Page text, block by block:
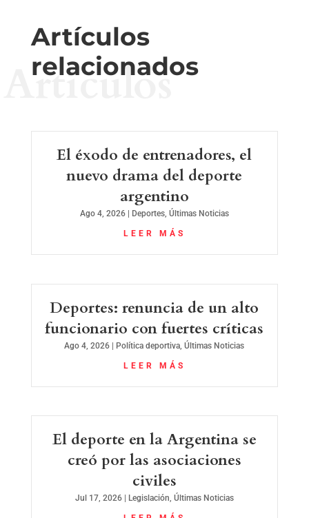
Artículos
relacionados
Artículos
El éxodo de entrenadores, el
nuevo drama del deporte
argentino
Ago 4, 2026| Deportes, Últimas Noticias
LEER MÁS
Deportes: renuncia de un alto
funcionario con fuertes críticas
Ago 4, 2026 | Política deportiva ,Últimas Noticias
LEER MÁS
El deporte en la Argentina se
creó por las asociaciones
civiles
Jul 17, 2026| Legislación, Últimas Noticias